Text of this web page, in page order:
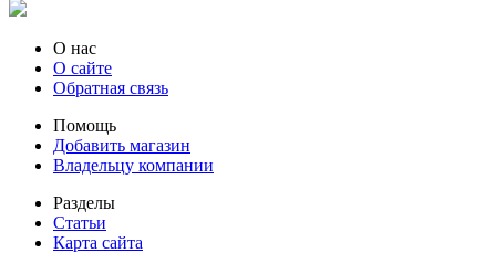
О нас
О сайте
Обратная связь
Помощь
Добавить магазин
Владельцу компании
Разделы
Статьи
Карта сайта